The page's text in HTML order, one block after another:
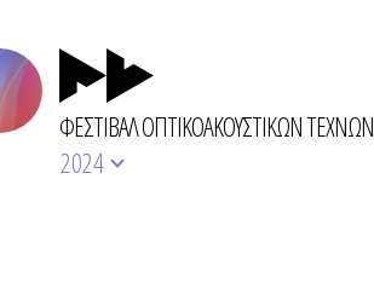
ΦΕΣΤΙΒΑΛ ΟΠΤΙΚΟΑΚΟΥΣΤΙΚΩΝ ΤΕΧΝΩΝ
2024